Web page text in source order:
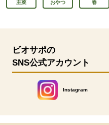
主菜 おやつ 春
ビオサポの
SNS公式アカウント
Instagram
別のウィンドウで開